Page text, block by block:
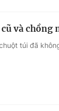
và chồng
túi đã